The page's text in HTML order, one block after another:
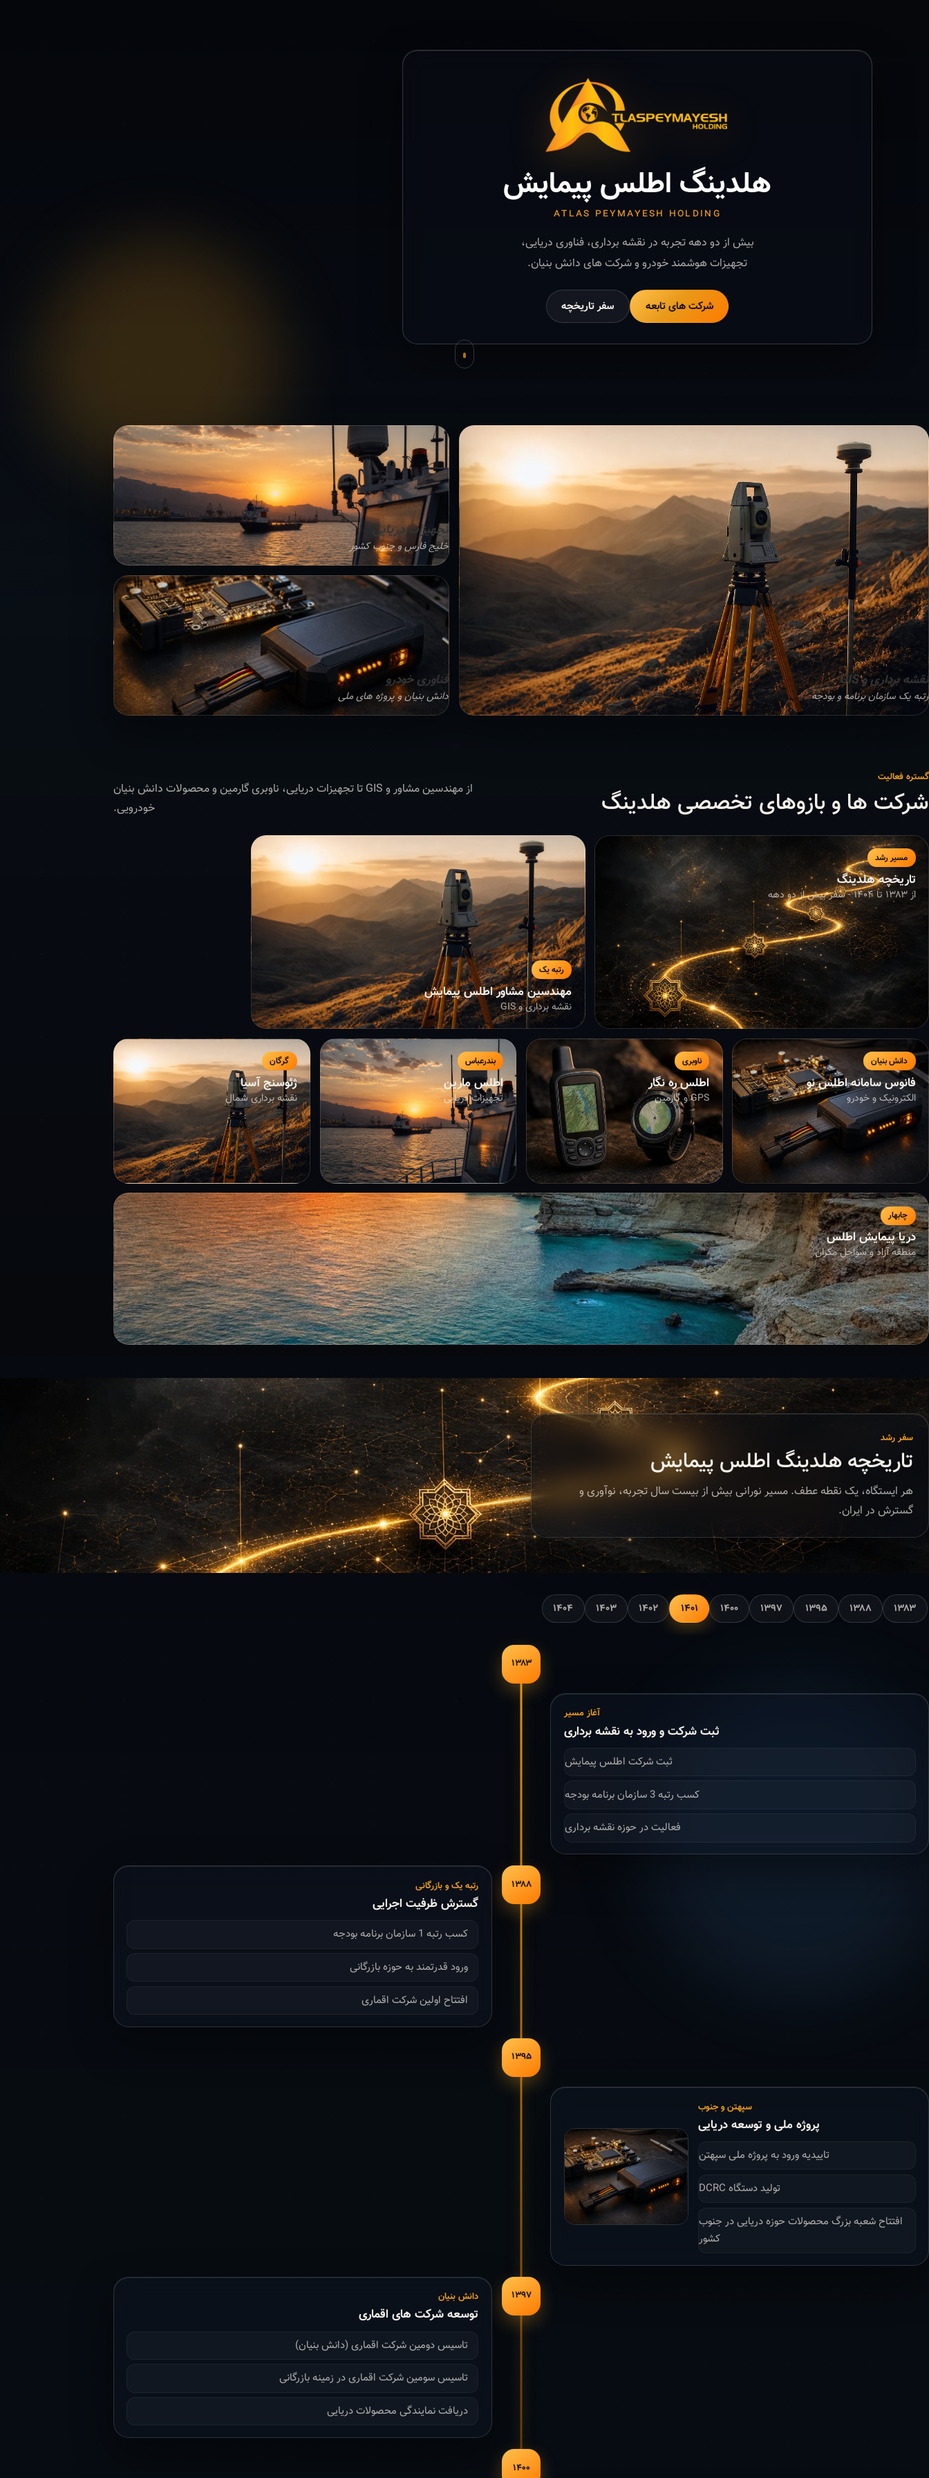
هلدینگ اطلس پیمایش
ATLAS PEYMAYESH HOLDING
بیش از دو دهه تجربه در نقشه برداری، فناوری دریایی،
تجهیزات هوشمند خودرو و شرکت های دانش بنیان.
شرکت های تابعه سفر تاریخچه
نقشه برداری و GIS
رتبه یک سازمان برنامه و بودجه
تجهیزات دریایی
خلیج فارس و جنوب کشور
فناوری خودرو
دانش بنیان و پروژه های ملی
گستره فعالیت
شرکت ها و بازوهای تخصصی هلدینگ
از مهندسین مشاور و GIS تا تجهیزات دریایی، ناوبری گارمین و محصولات دانش بنیان
خودرویی.
مسیر رشد
تاریخچه هلدینگ
از ۱۳۸۳ تا ۱۴۰۴ - سفر بیش از دو دهه
رتبه یک
مهندسین مشاور اطلس پیمایش
نقشه برداری و GIS
دانش بنیان
فانوس سامانه اطلس نو
الکترونیک و خودرو
ناوبری
اطلس ره نگار
GPS و گارمین
بندرعباس
اطلس مارین
تجهیزات دریایی
گرگان
ژئوسنج آسیا
نقشه برداری شمال
چابهار
دریا پیمایش اطلس
منطقه آزاد و سواحل مکران
سفر رشد
تاریخچه هلدینگ اطلس پیمایش
هر ایستگاه، یک نقطه عطف. مسیر نورانی بیش از بیست سال تجربه، نوآوری و
گسترش در ایران.
۱۳۸۳ ۱۳۸۸ ۱۳۹۵ ۱۳۹۷ ۱۴۰۰ ۱۴۰۱ ۱۴۰۲ ۱۴۰۳ ۱۴۰۴
۱۳۸۳
آغاز مسیر
ثبت شرکت و ورود به نقشه برداری
ثبت شرکت اطلس پیمایش
کسب رتبه 3 سازمان برنامه بودجه
فعالیت در حوزه نقشه برداری
۱۳۸۸ رتبه یک و بازرگانی
گسترش ظرفیت اجرایی
کسب رتبه 1 سازمان برنامه بودجه
ورود قدرتمند به حوزه بازرگانی
افتتاح اولین شرکت اقماری
۱۳۹۵
سپهتن و جنوب
پروژه ملی و توسعه دریایی
تاییدیه ورود به پروژه ملی سپهتن
تولید دستگاه DCRC
افتتاح شعبه بزرگ محصولات حوزه دریایی در جنوب
کشور
۱۳۹۷ دانش بنیان
توسعه شرکت های اقماری
تاسیس دومین شرکت اقماری (دانش بنیان)
تاسیس سومین شرکت اقماری در زمینه بازرگانی
دریافت نمایندگی محصولات دریایی
۱۴۰۰